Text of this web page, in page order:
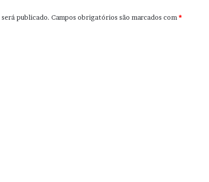
será publicado. Campos obrigatórios são marcados com *